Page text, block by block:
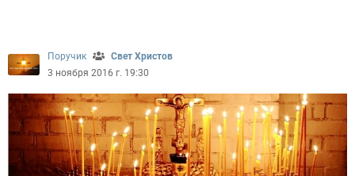
Поручик
Свет Христов
3 ноября 2016 г. 19:30